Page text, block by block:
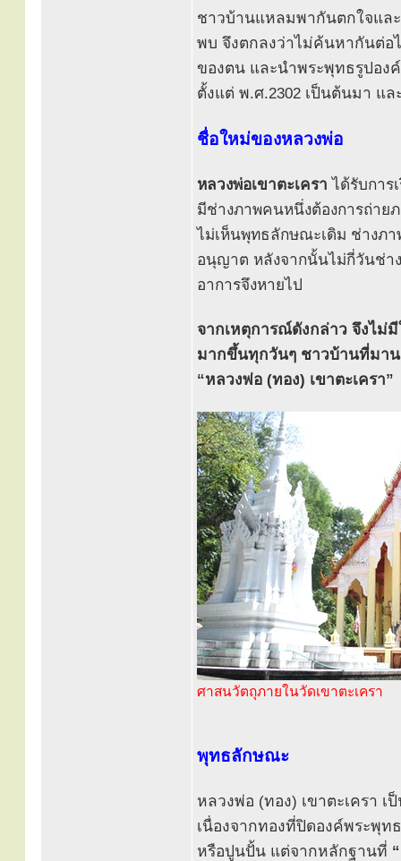
ชาวบ้านแหลมพากันตกใจแล
พบ จึงตกลงว่าไม่ค้นหากันต่อ
ของตน และนำพระพุทธรูปอง
ตั้งแต่ พ.ศ.2302 เป็นต้นมา แล
ชื่อใหม่ของหลวงพ่อ
หลวงพ่อเขาตะเครา ได้รับการ
มีช่างภาพคนหนึ่งต้องการถ่าย
ไม่เห็นพุทธลักษณะเดิม ช่างภ
อนุญาต หลังจากนั้นไม่กี่วันช่า
อาการจึงหายไป
จากเหตุการณ์ดังกล่าว จึงไม่
มากขึ้นทุกวันๆ ชาวบ้านที่มาน
“หลวงพ่อ (ทอง) เขาตะเครา”
ศาสนวัตถุภายในวัดเขาตะเครา
พุทธลักษณะ
หลวงพ่อ (ทอง) เขาตะเครา
เนื่องจากทองที่ปิดองค์พระพุ
หรือปูนปั้น แต่จากหลักฐานที่